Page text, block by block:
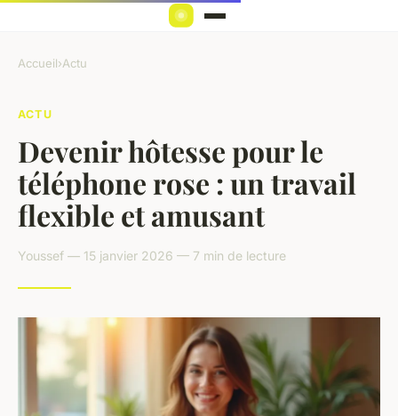
Accueil›Actu
ACTU
Devenir hôtesse pour le
téléphone rose : un travail
flexible et amusant
Youssef — 15 janvier 2026 — 7 min de lecture